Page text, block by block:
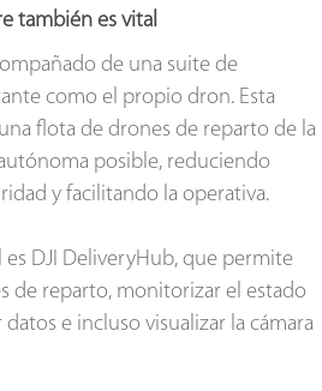
también es vital
de una suite de
como el propio dron. Esta
flota de drones de reparto de la
posible, reduciendo
y facilitando la operativa.
DJI DeliveryHub, que permite
de reparto, monitorizar el estado
e incluso visualizar la cámara